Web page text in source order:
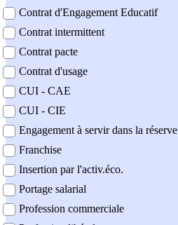
Contrat d'Engagement Educatif
Contrat intermittent
Contrat pacte
Contrat d'usage
CUI - CAE
CUI - CIE
Engagement à servir dans la réserve
Franchise
Insertion par l'activ.éco.
Portage salarial
Profession commerciale